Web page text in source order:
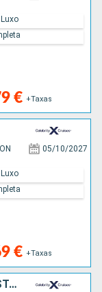
€ +Taxas
05/10/2027
€ +Taxas
ARUBA, ILHAS TURCAS E CAICOS, ESTADOS UNIDOS